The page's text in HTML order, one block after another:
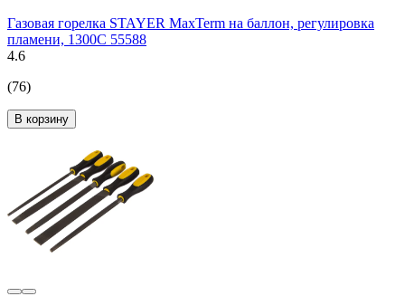
Газовая горелка STAYER MaxTerm на баллон, регулировка
пламени, 1300С 55588
4.6
(76)
В корзину